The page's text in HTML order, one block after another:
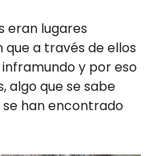
eran lugares
que a través de ellos
y por eso
algo que se sabe
han encontrado